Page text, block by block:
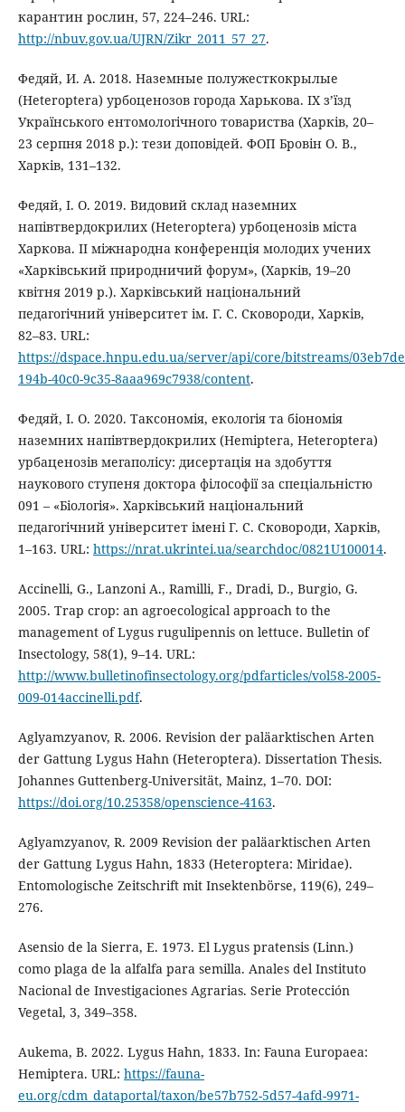
карантин рослин, 57, 224–246. URL:
http://nbuv.gov.ua/UJRN/Zikr_2011_57_27.
Федяй, И. А. 2018. Наземные полужесткокрылые
(Нeteroptera) урбоценозов города Харькова. ІХ з’їзд
Українського ентомологічного товариства (Харків, 20–
23 серпня 2018 р.): тези доповідей. ФОП Бровін О. В.,
Харків, 131–132.
Федяй, І. О. 2019. Видовий склад наземних
напівтвердокрилих (Heteroptera) урбоценозів міста
Харкова. ІІ міжнародна конференція молодих учених
«Харківський природничий форум», (Харків, 19–20
квітня 2019 р.). Харківський національний
педагогічний університет ім. Г. С. Сковороди, Харків,
82–83. URL:
https://dspace.hnpu.edu.ua/server/api/core/bitstreams/
194b-40c0-9c35-8aaa969c7938/content.
Федяй, І. О. 2020. Таксономія, екологія та біономія
наземних напівтвердокрилих (Hemiptera, Heteroptera)
урбаценозів мегаполісу: дисертація на здобуття
наукового ступеня доктора філософії за спеціальністю
091 – «Біологія». Харківський національний
педагогічний університет імені Г. С. Сковороди, Харків,
1–163. URL: https://nrat.ukrintei.ua/searchdoc/0821U100014.
Accinelli, G., Lanzoni A., Ramilli, F., Dradi, D., Burgio, G.
2005. Trap crop: an agroecological approach to the
management of Lygus rugulipennis on lettuce. Bulletin of
Insectology, 58(1), 9–14. URL:
http://www.bulletinofinsectology.org/pdfarticles/vol58-2005-
009-014accinelli.pdf.
Aglyamzyanov, R. 2006. Revision der paläarktischen Arten
der Gattung Lygus Hahn (Heteroptera). Dissertation Thesis.
Johannes Guttenberg-Universität, Mainz, 1–70. DOI:
https://doi.org/10.25358/openscience-4163.
Aglyamzyanov, R. 2009 Revision der paläarktischen Arten
der Gattung Lygus Hahn, 1833 (Heteroptera: Miridae).
Entomologische Zeitschrift mit Insektenbörse, 119(6), 249–
276.
Asensio de la Sierra, E. 1973. El Lygus pratensis (Linn.)
como plaga de la alfalfa para semilla. Anales del Instituto
Nacional de Investigaciones Agrarias. Serie Protección
Vegetal, 3, 349–358.
Aukema, B. 2022. Lygus Hahn, 1833. In: Fauna Europaea:
Hemiptera. URL: https://fauna-
eu.org/cdm_dataportal/taxon/be57b752-5d57-4afd-9971-